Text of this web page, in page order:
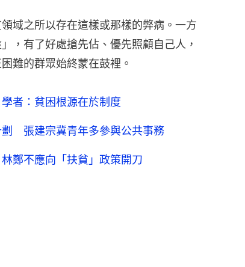
域之所以存在這樣或那樣的弊病。一方
，有了好處搶先佔、優先照顧自己人，
難的群眾始終蒙在鼓裡。
者：貧困根源在於制度
張建宗冀青年多參與公共事務
鄭不應向「扶貧」政策開刀